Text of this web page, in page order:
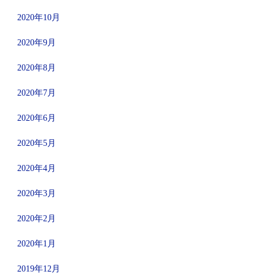
2020年10月
2020年9月
2020年8月
2020年7月
2020年6月
2020年5月
2020年4月
2020年3月
2020年2月
2020年1月
2019年12月